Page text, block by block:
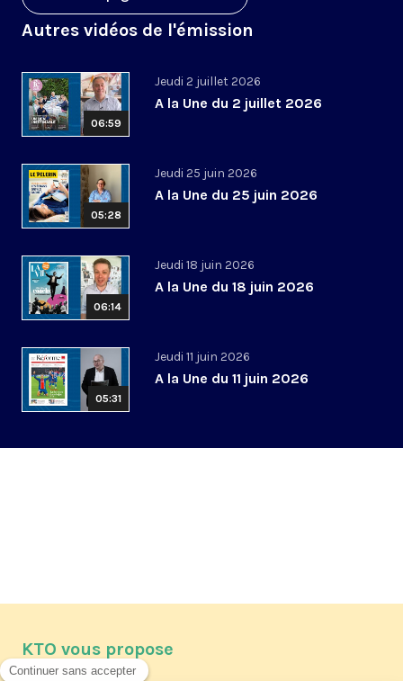
Autres vidéos de l'émission
06:59
Jeudi 2 juillet 2026
A la Une du 2 juillet 2026
05:28
Jeudi 25 juin 2026
A la Une du 25 juin 2026
06:14
Jeudi 18 juin 2026
A la Une du 18 juin 2026
05:31
Jeudi 11 juin 2026
A la Une du 11 juin 2026
KTO vous propose